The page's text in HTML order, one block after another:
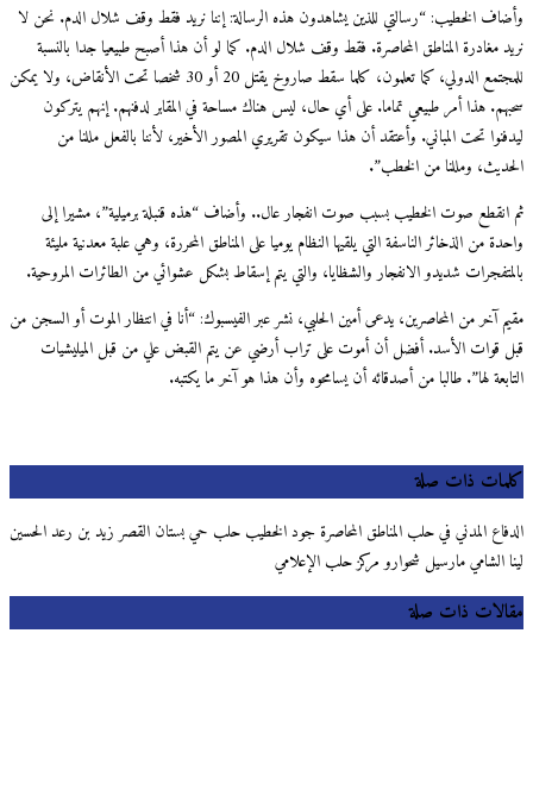
وأضاف الخطيب: “رسالتي للذين يشاهدون هذه الرسالة: إننا نريد فقط وقف شلال الدم. نحن لا
نريد مغادرة المناطق المحاصرة. فقط وقف شلال الدم. كما لو أن هذا أصبح طبيعيا جدا بالنسبة
للمجتمع الدولي، كما تعلمون، كلما سقط صاروخ يقتل 20 أو 30 شخصا تحت الأنقاض، ولا يمكن
سحبهم. هذا أمر طبيعي تماما. على أي حال، ليس هناك مساحة في المقابر لدفنهم. إنهم يتركون
ليدفنوا تحت المباني. وأعتقد أن هذا سيكون تقريري المصور الأخير، لأننا بالفعل مللنا من
الحديث، ومللنا من الخطب”.
ثم انقطع صوت الخطيب بسبب صوت انفجار عال.. وأضاف “هذه قنبلة برميلية”، مشيرا إلى
واحدة من الذخائر الناسفة التي يلقيها النظام يوميا على المناطق المحررة، وهي علبة معدنية مليئة
بالمتفجرات شديدو الانفجار والشظايا، والتي يتم إسقاط بشكل عشوائي من الطائرات المروحية.
مقيم آخر من المحاصرين، يدعى أمين الحلبي، نشر عبر الفيسبوك: “أنا في انتظار الموت أو السجن من
قبل قوات الأسد. أفضل أن أموت على تراب أرضي عن يتم القبض علي من قبل الميليشيات
التابعة لها”. طالبا من أصدقائه أن يسامحوه وأن هذا هو آخر ما يكتبه.
كلمات ذات صلة
الدفاع المدني في حلب المناطق المحاصرة جود الخطيب حلب حي بستان القصر زيد بن رعد الحسين
لينا الشامي مارسيل شحوارو مركز حلب الإعلامي
مقالات ذات صلة